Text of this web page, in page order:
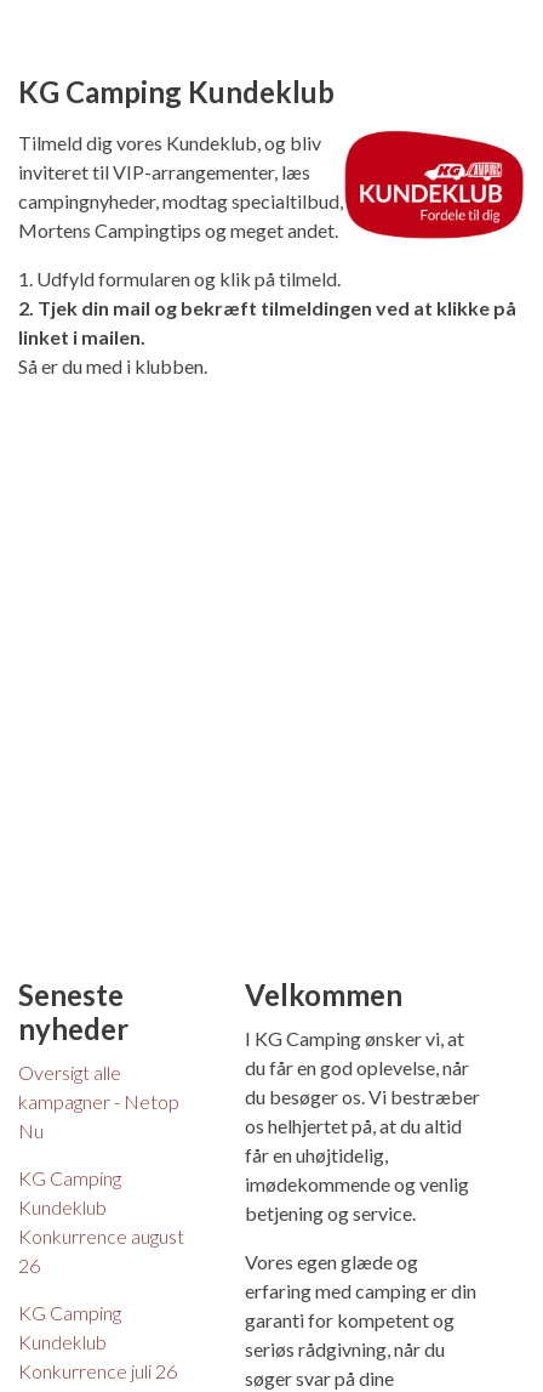
KG Camping Kundeklub
Tilmeld dig vores Kundeklub, og bliv
inviteret til VIP-arrangementer, læs
campingnyheder, modtag specialtilbud,
Mortens Campingtips og meget andet.
1. Udfyld formularen og klik på tilmeld.
2. Tjek din mail og bekræft tilmeldingen ved at klikke på
linket i mailen.
Så er du med i klubben.
Seneste
nyheder
Oversigt alle
kampagner - Netop
Nu
KG Camping
Kundeklub
Konkurrence august
26
KG Camping
Kundeklub
Konkurrence juli 26
Velkommen
I KG Camping ønsker vi, at
du får en god oplevelse, når
du besøger os. Vi bestræber
os helhjertet på, at du altid
får en uhøjtidelig,
imødekommende og venlig
betjening og service.
Vores egen glæde og
erfaring med camping er din
garanti for kompetent og
seriøs rådgivning, når du
søger svar på dine